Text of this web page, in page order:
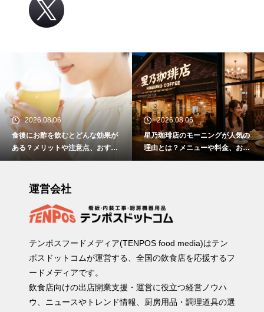
2026.08.06
食後にお酢を飲むとどんな効果が
ある？メリットや注意点、おすす
めの取り入れ方を紹介
2026.08.06
星乃珈琲店のモーニングが人気の
理由とは？メニューや料金、おす
すめの楽しみ方を紹介
運営会社
テンポスフードメディア(TENPOS food media)はテン
ポスドットコムが運営する、全国の飲食店を応援するフ
ードメディアです。
飲食店向けの出店開業支援・運営に役立つ経営ノウハ
ウ、ニュースやトレンド情報、厨房用品・調理道具の選